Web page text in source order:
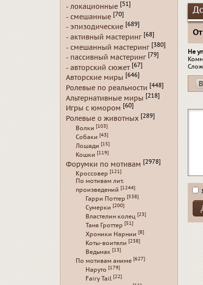
Не
- локационные [51]
- смешанные [70]
- эпизодические [689]
- активный мастеринг [68]
- смешанный мастеринг [380]
- пассивный мастеринг [79]
- авторский сюжет [67]
Авторские миры [646]
Ролевые по реальности [448]
Альтернативные миры [218]
Игры с юмором [60]
Ролевые о животных [289]
Волки [103]
Собаки [43]
Лошади [15]
Кошки [119]
Форумки по мотивам [2978]
Кроссовер [121]
По мотивам лит.
произведений [1244]
Гарри Поттер [538]
Сумерки [200]
Властелин колец [23]
Таня Гроттер [51]
Хроники Нарнии [8]
Коты-воители [238]
Ведьмак [13]
По мотивам аниме [627]
Наруто [179]
Fairy Tail [22]